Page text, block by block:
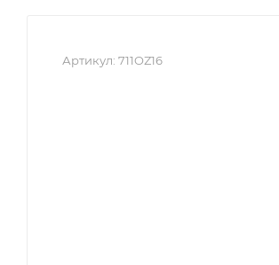
Артикул: 711OZ16